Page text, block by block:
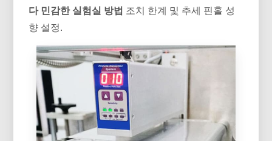
다 민감한 실험실 방법 조치 한계 및 추세 핀홀 성
향 설정.